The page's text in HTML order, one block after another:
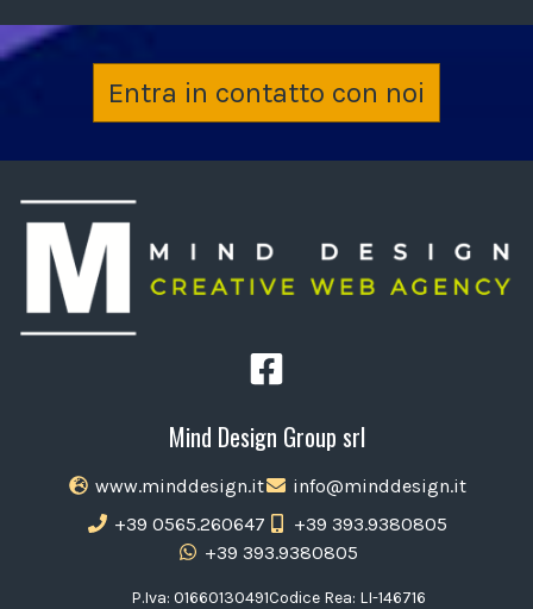
Entra in contatto con noi
Mind Design Group srl
www.minddesign.it
info@minddesign.it
+39 0565.260647
+39 393.9380805
+39 393.9380805
P.Iva: 01660130491Codice Rea: LI-146716